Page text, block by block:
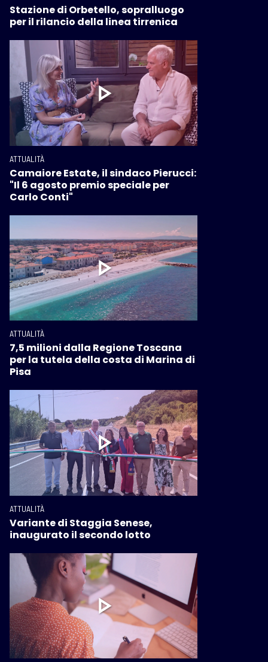
Stazione di Orbetello, sopralluogo
per il rilancio della linea tirrenica
ATTUALITÀ
Camaiore Estate, il sindaco Pierucci:
"Il 6 agosto premio speciale per
Carlo Conti"
ATTUALITÀ
7,5 milioni dalla Regione Toscana
per la tutela della costa di Marina di
Pisa
ATTUALITÀ
Variante di Staggia Senese,
inaugurato il secondo lotto